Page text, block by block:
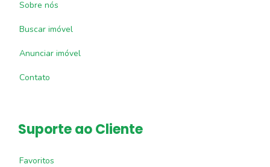
Sobre nós
Buscar imóvel
Anunciar imóvel
Contato
Suporte ao Cliente
Favoritos